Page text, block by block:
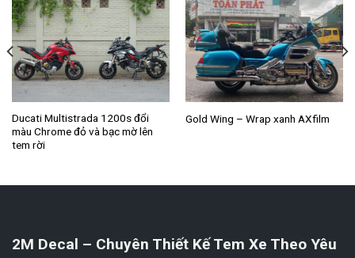
Ducati Multistrada 1200s đổi
màu Chrome đỏ và bạc mờ lên
tem rời
Gold Wing – Wrap xanh AXfilm
2M Decal – Chuyên Thiết Kế Tem Xe Theo Yêu